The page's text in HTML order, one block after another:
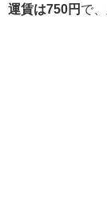
運賃は750円 で、